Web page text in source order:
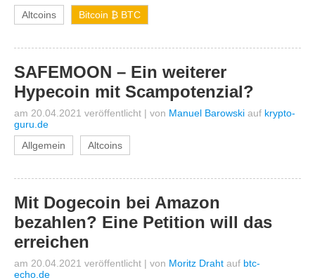
Altcoins
Bitcoin ₿ BTC
SAFEMOON – Ein weiterer
Hypecoin mit Scampotenzial?
am 20.04.2021 veröffentlicht | von Manuel Barowski auf krypto-
guru.de
Allgemein
Altcoins
Mit Dogecoin bei Amazon
bezahlen? Eine Petition will das
erreichen
am 20.04.2021 veröffentlicht | von Moritz Draht auf btc-
echo.de